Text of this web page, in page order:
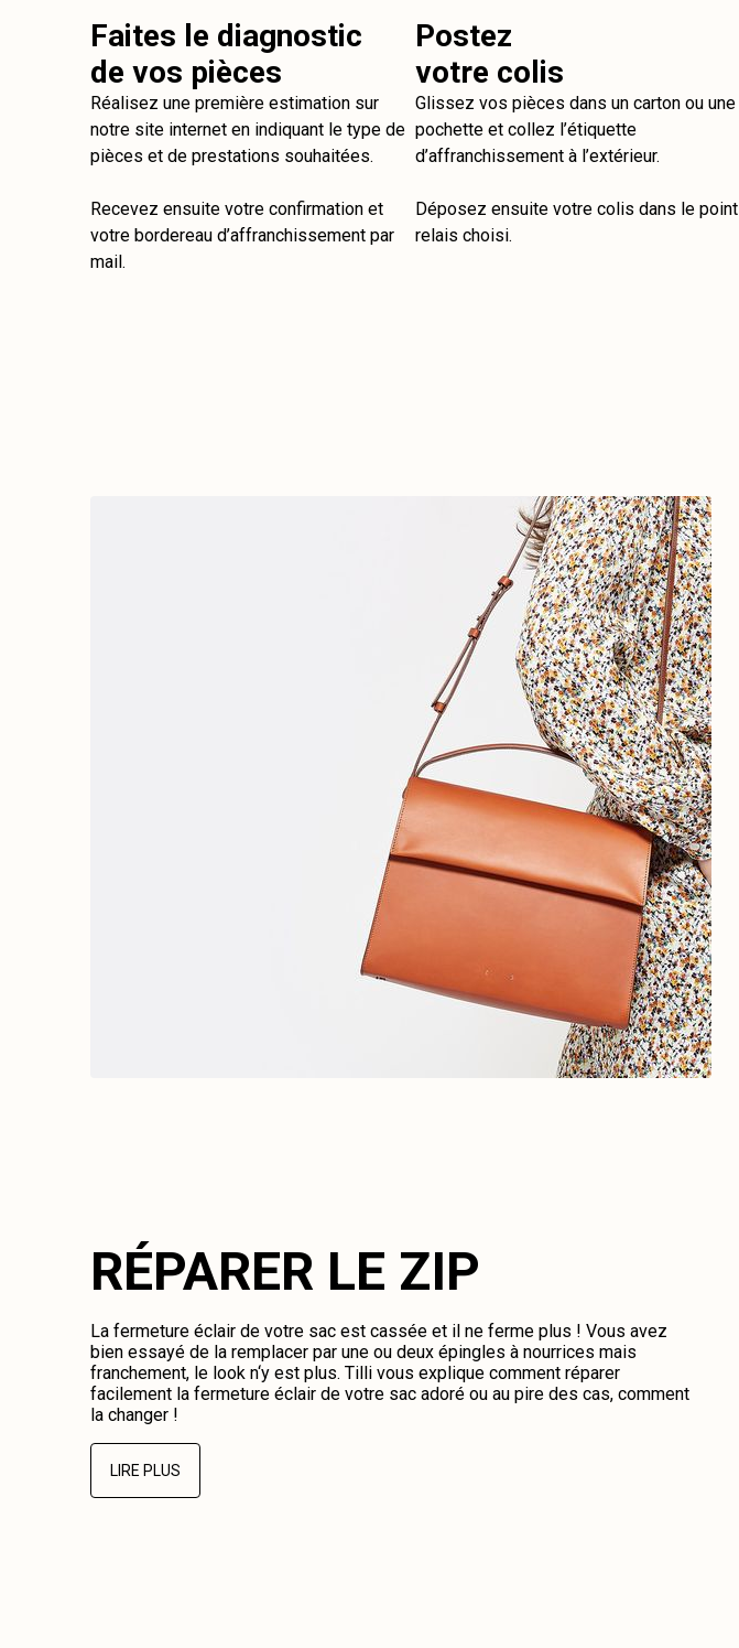
Faites le diagnostic
de vos pièces
Réalisez une première estimation sur
notre site internet en indiquant le type de
pièces et de prestations souhaitées.
Recevez ensuite votre confirmation et
votre bordereau d’affranchissement par
mail.
Postez
votre colis
Glissez vos pièces dans un carton ou une
pochette et collez l’étiquette
d’affranchissement à l’extérieur.
Déposez ensuite votre colis dans le point
relais choisi.
RÉPARER LE ZIP
La fermeture éclair de votre sac est cassée et il ne ferme plus ! Vous avez
bien essayé de la remplacer par une ou deux épingles à nourrices mais
franchement, le look n‘y est plus. Tilli vous explique comment réparer
facilement la fermeture éclair de votre sac adoré ou au pire des cas, comment
la changer !
LIRE PLUS